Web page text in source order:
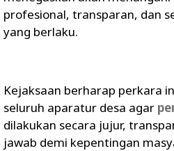
profesional, transparan, dan
yang berlaku.
Kejaksaan berharap perkara
seluruh aparatur desa agar
dilakukan secara jujur,
jawab demi kepentingan